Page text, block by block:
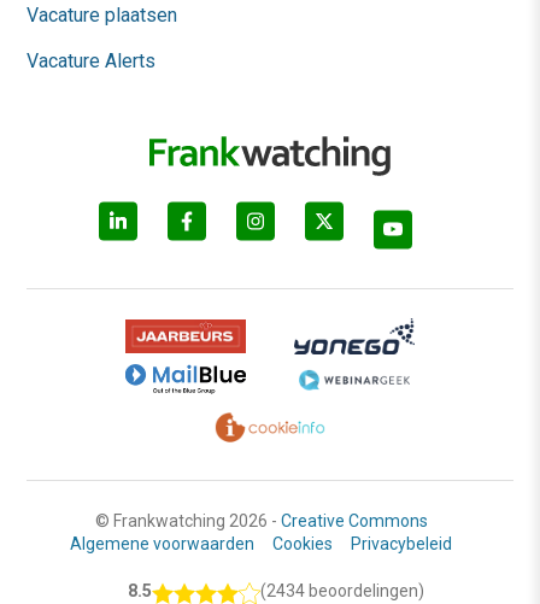
Vacature plaatsen
Vacature Alerts
© Frankwatching 2026 - Creative Commons
Algemene voorwaarden
Cookies Privacybeleid
8.5 (2434 beoordelingen)